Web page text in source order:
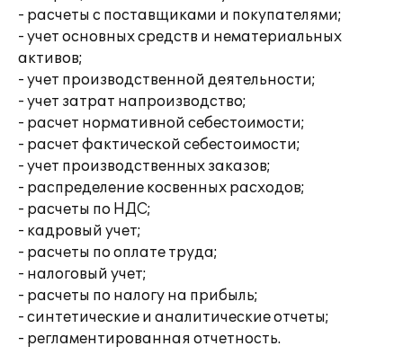
- расчеты с поставщиками и покупателями;
- учет основных средств и нематериальных
активов;
- учет производственной деятельности;
- учет затрат напроизводство;
- расчет нормативной себестоимости;
- расчет фактической себестоимости;
- учет производственных заказов;
- распределение косвенных расходов;
- расчеты по НДС;
- кадровый учет;
- расчеты по оплате труда;
- налоговый учет;
- расчеты по налогу на прибыль;
- синтетические и аналитические отчеты;
- регламентированная отчетность.